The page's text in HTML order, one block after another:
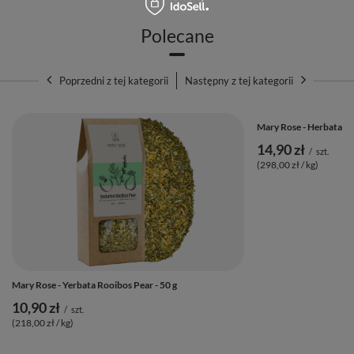
🥣 Jak zaparzyć yerbatę Mary Rose Yunnan
Wybierz najlepszą metodę parzenia:
Polecane
Poprzedni z tej kategorii Następny z tej kategorii
Mary Rose - Yerbata Rooibos Pear - 50 g
10,90 zł / szt.
(218,00 zł / kg)
Mary Rose - Herbata
14,90 zł / szt.
(298,00 zł / kg)